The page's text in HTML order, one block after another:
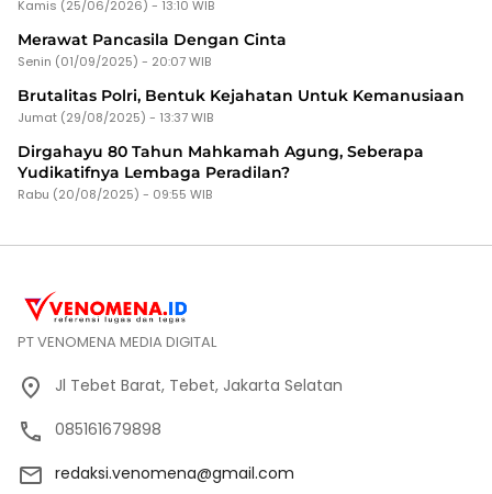
Kamis (25/06/2026) - 13:10 WIB
Merawat Pancasila Dengan Cinta
Senin (01/09/2025) - 20:07 WIB
Brutalitas Polri, Bentuk Kejahatan Untuk Kemanusiaan
Jumat (29/08/2025) - 13:37 WIB
Dirgahayu 80 Tahun Mahkamah Agung, Seberapa
Yudikatifnya Lembaga Peradilan?
Rabu (20/08/2025) - 09:55 WIB
PT VENOMENA MEDIA DIGITAL
Jl Tebet Barat, Tebet, Jakarta Selatan
085161679898
redaksi.venomena@gmail.com